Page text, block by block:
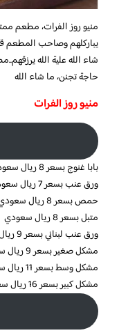
منيو روز الفرات،مطعم
يباركلهم وصاحب المطعم
شاء الله علية الله
حاجة تجنن، ما شاء الله
منيو روز الفرات
بابا غنوج بسعر 8 ريال سعودي
ورق عنب بسعر 7 ريال سعودي
حمص بسعر 8 ريال سعودي
متبل بسعر 8 ريال سعودي
ورق عنب لبناني بسعر 9 ريال سعودي
مشكل صغير بسعر 9 ريال سعودي
مشكل وسط بسعر 11 ريال سعودي
مشكل كبير بسعر 16 ريال سعودي